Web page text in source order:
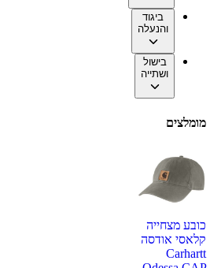
ביגוד
והנעלה
בישול
ושתייה
מומלצים
כובע מצחייה
קלאסי אודסה
Carhartt